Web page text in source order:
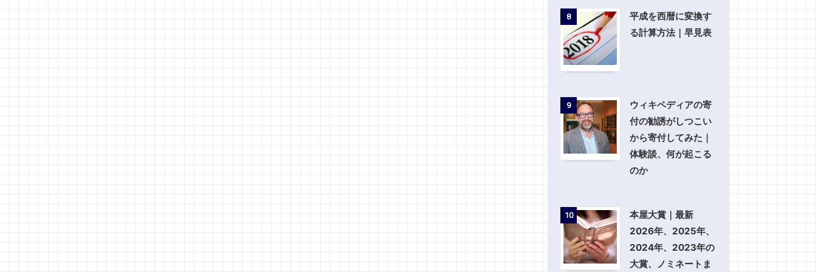
8
平成を西暦に変換す
る計算方法｜早見表
9
ウィキペディアの寄
付の勧誘がしつこい
から寄付してみた｜
体験談、何が起こる
のか
10
本屋大賞｜最新
2026年、2025年、
2024年、2023年の
大賞、ノミネートま